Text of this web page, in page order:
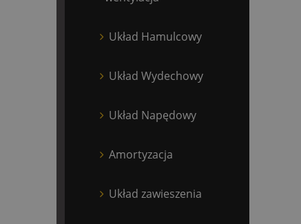
Układ Hamulcowy
Układ Wydechowy
Układ Napędowy
Amortyzacja
Układ zawieszenia